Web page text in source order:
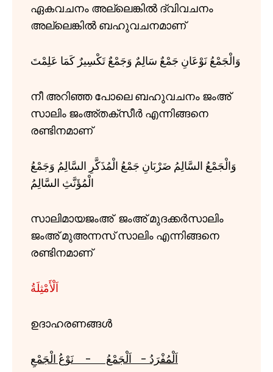
ഏകവചനം അല്ലെങ്കിൽ ദ്വിവചനം
അല്ലെങ്കിൽ ബഹുവചനമാണ്
وَالْجَمْعُ نَوْعَانِ جَمْعٌ سَالِمٌ وَجَمْعٌ تَكْسِيرٌ كَمَا عَلِمْتَ
നീ അറിഞ്ഞ പോലെ ബഹുവചനം ജംഅ്
സാലിം ജംഅ്തക്സീർ എന്നിങ്ങനെ
രണ്ടിനമാണ്
وَالْجَمْعُ السَّالِمُ ضَرْبَانِ جَمْعُ الْمُذَكَّرِ السَّالِمُ وَجَمْعُ
الْمُؤَنَّثِ السَّالِمُ
സാലിമായജംഅ് ജംഅ് മുദക്കർസാലിം
ജംഅ് മുഅന്നസ് സാലിം എന്നിങ്ങനെ
രണ്ടിനമാണ്
اَلْأَمْثِلَةُ
ഉദാഹരണങ്ങൾ
اَلْمُفْرَدُ - اَلْجَمْعُ - نَوْعُ الْجَمْعِ